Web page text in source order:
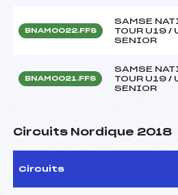
BNAM0022.FFS
SAMSE
TOUR U19 /
SENIOR
BNAM0021.FFS
SAMSE
TOUR U19 /
SENIOR
Circuits Nordique 2018
Circuits